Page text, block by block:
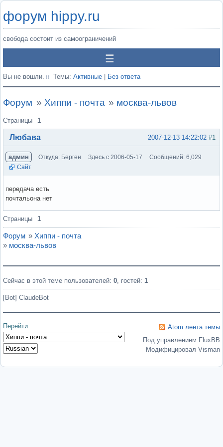
форум hippy.ru
свобода состоит из самоограничений
Вы не вошли. Темы: Активные Без ответа
Форум » Хиппи - почта » москва-львов
Страницы 1
#1
2007-12-13 14:22:02
Любава
админ Откуда: Берген Здесь с 2006-05-17
Сообщений: 6,029
Сайт
передача есть
почтальона нет
Вне форума
Страницы 1
Форум » Хиппи - почта
» москва-львов
Сейчас в этой теме пользователей: 0 , гостей: 1
[Bot] ClaudeBot
Перейти
Atom лента темы
Под управлением FluxBB
Модифицировал Visman